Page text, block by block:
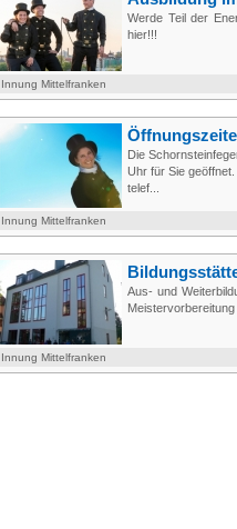
Werde Teil der
hier!!!
Innung Mittelfranken
Die
Uhr für Sie
telef...
Innung Mittelfranken
Aus- und
Innung Mittelfranken